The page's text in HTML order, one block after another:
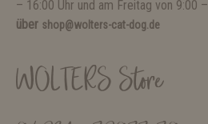
– 16:00 Uhr und am Freitag von 9:00
über shop@wolters-cat-dog.de
WOLTERS Store